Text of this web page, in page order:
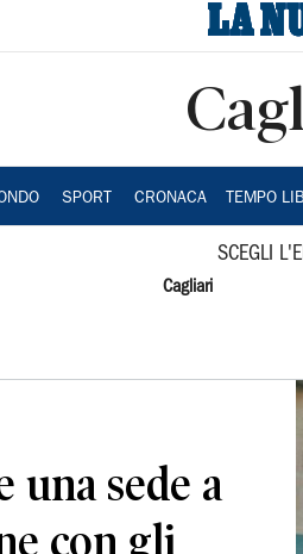
SPORT CRONACA TEMPO
SCEGLI
Cagliari
una sede a
con gli